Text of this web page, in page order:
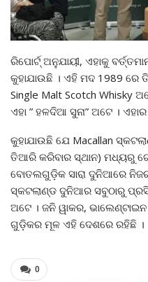
ରିପୋର୍ଟ୍ ଅନୁଯାୟୀ, ଏହାକୁ
କୁହାଯାଉଛି । ଏହି ମଦ 1989 ରେ
Single Malt Scotch Whisky
ଏହା ” ହଳଦିଆ ସୁନା” ଅଟେ ।
କୁହାଯାଉଛି ଯେ Macallan
ତିଆରି କରିବାର ସ୍ଥାନ) ମଧ୍ୟରୁ
ବୋତଲଗୁଡ଼ିକ ସାରା ଦୁନିଆରେ
ସ୍କଟଲାଣ୍ଡ ଦୁନିଆର ସବୁଠାରୁ
ଅଟେ । ଜନି ୱାକର,
ଗୁଡ଼ିକର ମୂଳ ଏହି ଦେଶରେ ରହିଛି ।
0